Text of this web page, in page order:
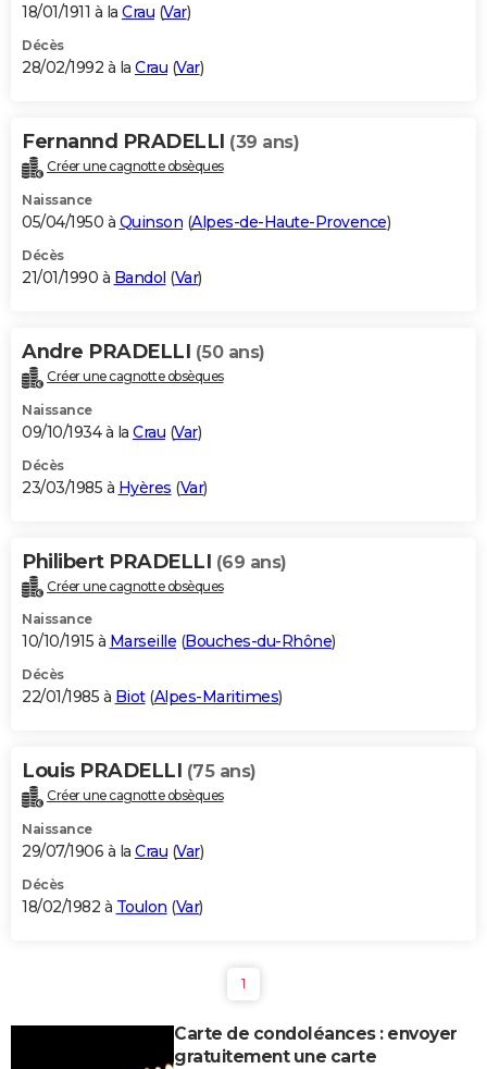
18/01/1911 à la Crau (Var)
Décès
28/02/1992 à la Crau (Var)
Fernannd PRADELLI (39 ans)
Créer une cagnotte obsèques
Naissance
05/04/1950 à Quinson (Alpes-de-Haute-Provence)
Décès
21/01/1990 à Bandol (Var)
Andre PRADELLI (50 ans)
Créer une cagnotte obsèques
Naissance
09/10/1934 à la Crau (Var)
Décès
23/03/1985 à Hyères (Var)
Philibert PRADELLI (69 ans)
Créer une cagnotte obsèques
Naissance
10/10/1915 à Marseille (Bouches-du-Rhône)
Décès
22/01/1985 à Biot(Alpes-Maritimes)
Louis PRADELLI (75 ans)
Créer une cagnotte obsèques
Naissance
29/07/1906 à la Crau (Var)
Décès
18/02/1982 à Toulon (Var)
1
Carte de condoléances : envoyer
gratuitement une carte